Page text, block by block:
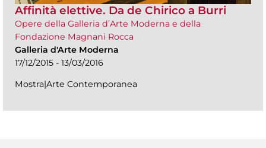
Affinità elettive. Da de Chirico a Burri
Opere della Galleria d’Arte Moderna e della
Fondazione Magnani Rocca
Galleria d'Arte Moderna
17/12/2015 - 13/03/2016
Mostra|Arte Contemporanea